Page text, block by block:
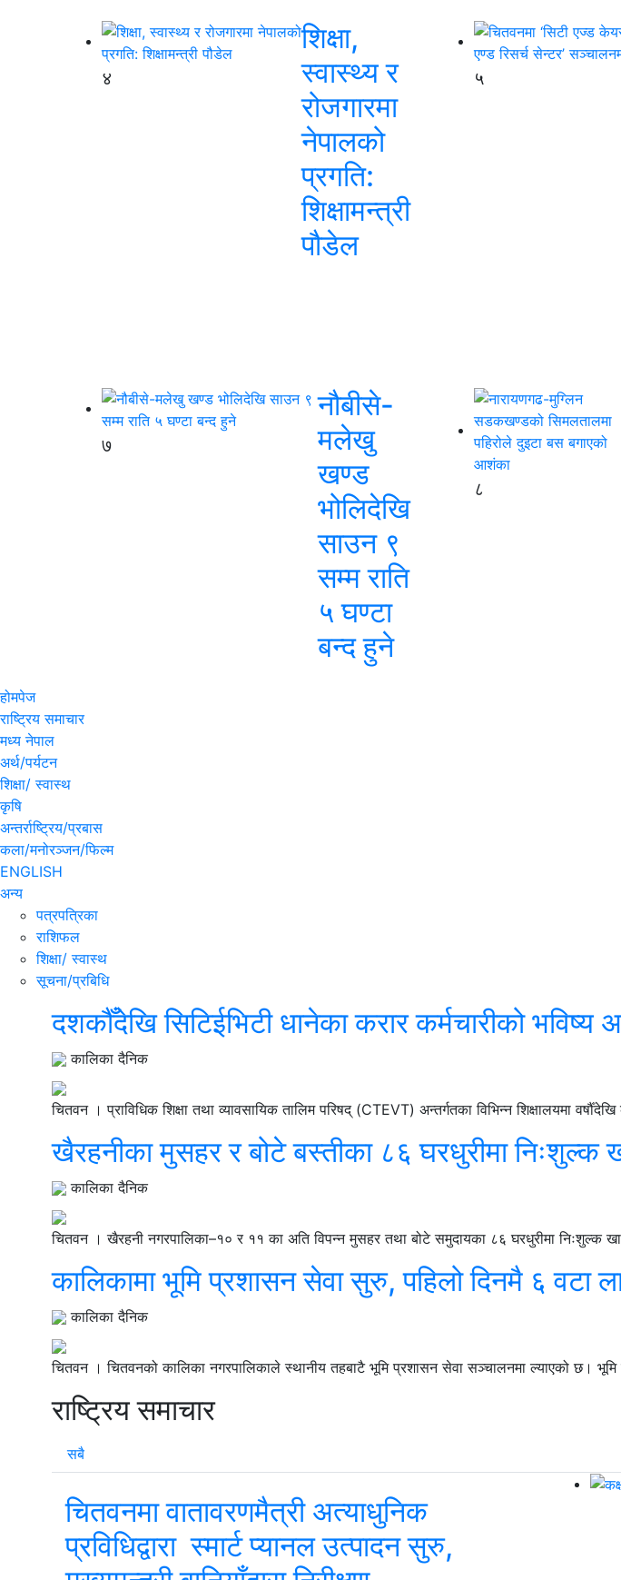
४
शिक्षा,
स्वास्थ्य र
रोजगारमा
नेपालको
प्रगति:
शिक्षामन्त्री
पौडेल
५
७
नौबीसे-
मलेखु
खण्ड
भोलिदेखि
साउन ९
सम्म राति
५ घण्टा
बन्द हुने
८
होमपेज
राष्ट्रिय समाचार
मध्य नेपाल
अर्थ/पर्यटन
शिक्षा/ स्वास्थ
कृषि
अन्तर्राष्ट्रिय/प्रबास
कला/मनोरञ्जन/फिल्म
ENGLISH
अन्य
पत्रपत्रिका
राशिफल
शिक्षा/ स्वास्थ
सूचना/प्रबिधि
दशकौँदेखि सिटिईभिटी धानेका करार कर्मचारीको भविष्य
कालिका दैनिक
चितवन । प्राविधिक शिक्षा तथा व्यावसायिक तालिम परिषद् (CTEVT) अन्तर्गतका विभिन्न शिक्षालयमा
खैरहनीका मुसहर र बोटे बस्तीका ८६ घरधुरीमा निःशुल्क
कालिका दैनिक
चितवन । खैरहनी नगरपालिका–१० र ११ का अति विपन्न मुसहर तथा बोटे समुदायका ८६ घरधुरीमा निःशुल्क
कालिकामा भूमि प्रशासन सेवा सुरु, पहिलो दिनमै ६ वटा
कालिका दैनिक
चितवन । चितवनको कालिका नगरपालिकाले स्थानीय तहबाटै भूमि प्रशासन सेवा सञ्चालनमा ल्याएको छ।
राष्ट्रिय समाचार
सबै
चितवनमा वातावरणमैत्री अत्याधुनिक
प्रविधिद्वारा स्मार्ट प्यानल उत्पादन सुरु,